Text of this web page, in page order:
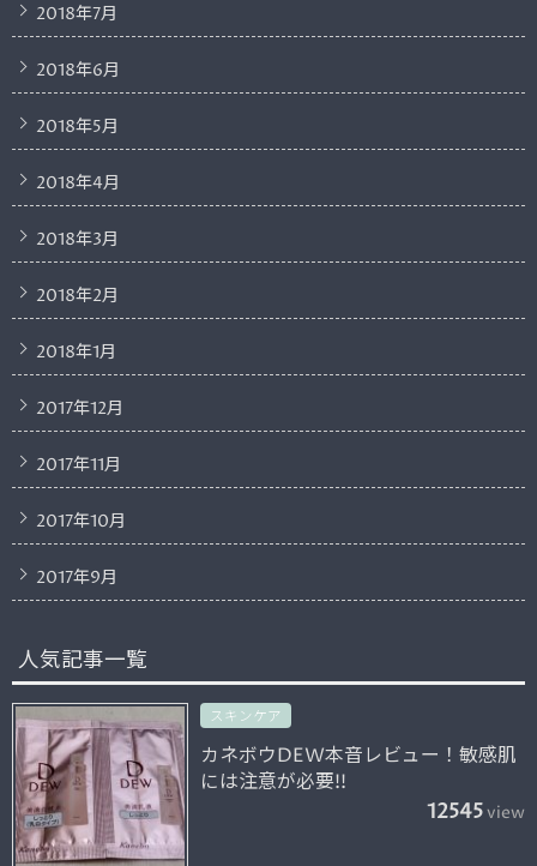
2018年7月
2018年6月
2018年5月
2018年4月
2018年3月
2018年2月
2018年1月
2017年12月
2017年11月
2017年10月
2017年9月
人気記事一覧
スキンケア
カネボウDEW本音レビュー！敏感肌
には注意が必要!!
12545view